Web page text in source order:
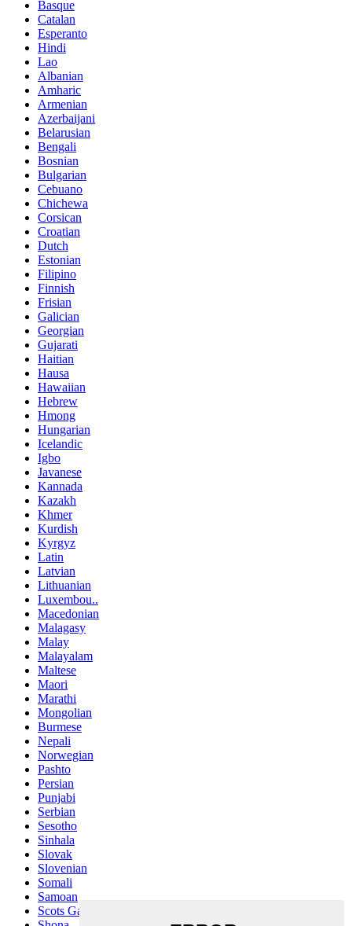
Basque
Catalan
Esperanto
Hindi
Lao
Albanian
Amharic
Armenian
Azerbaijani
Belarusian
Bengali
Bosnian
Bulgarian
Cebuano
Chichewa
Corsican
Croatian
Dutch
Estonian
Filipino
Finnish
Frisian
Galician
Georgian
Gujarati
Haitian
Hausa
Hawaiian
Hebrew
Hmong
Hungarian
Icelandic
Igbo
Javanese
Kannada
Kazakh
Khmer
Kurdish
Kyrgyz
Latin
Latvian
Lithuanian
Luxembou..
Macedonian
Malagasy
Malay
Malayalam
Maltese
Maori
Marathi
Mongolian
Burmese
Nepali
Norwegian
Pashto
Persian
Punjabi
Serbian
Sesotho
Sinhala
Slovak
Slovenian
Somali
Samoan
Scots Gaelic